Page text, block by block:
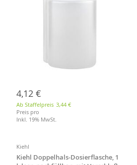
4,12 €
Ab Staffelpreis 3,44 €
Preis pro
Inkl. 19% MwSt.
Kiehl
Kiehl Doppelhals-Dosierflasche, 1